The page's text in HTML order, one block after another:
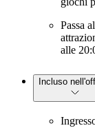
Passa
alle
Incluso